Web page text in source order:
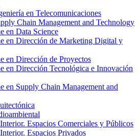
en Telecomunicaciones
Chain Management and Technology
en Data Science
en Dirección de Marketing Digital y
en Dirección de Proyectos
en Dirección Tecnológica e Innovación
en Supply Chain Management and
Espacios Comerciales y Públicos
Espacios Privados